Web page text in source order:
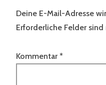
Deine E-Mail-Adresse
Erforderliche Felder
Kommentar *